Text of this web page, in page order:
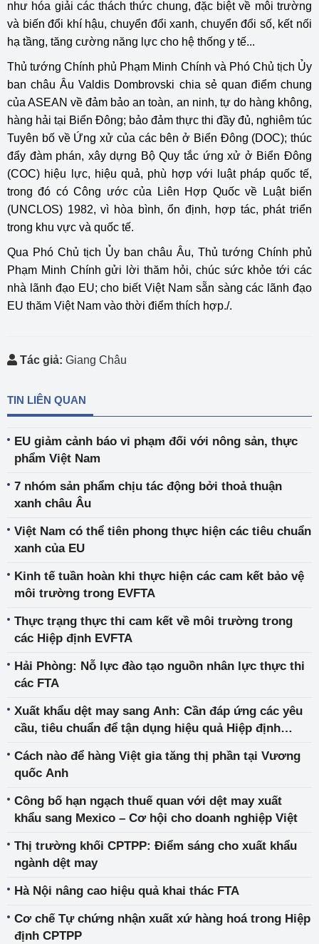
như hóa giải các thách thức chung, đặc biệt về môi trường
và biến đổi khí hậu, chuyển đổi xanh, chuyển đổi số, kết nối
hạ tầng, tăng cường năng lực cho hệ thống y tế...
Thủ tướng Chính phủ Phạm Minh Chính và Phó Chủ tịch Ủy
ban châu Âu Valdis Dombrovski chia sẻ quan điểm chung
của ASEAN về đảm bảo an toàn, an ninh, tự do hàng không,
hàng hải tại Biển Đông; bảo đảm thực thi đầy đủ, nghiêm túc
Tuyên bố về Ứng xử của các bên ở Biển Đông (DOC); thúc
đẩy đàm phán, xây dựng Bộ Quy tắc ứng xử ở Biển Đông
(COC) hiệu lực, hiệu quả, phù hợp với luật pháp quốc tế,
trong đó có Công ước của Liên Hợp Quốc về Luật biển
(UNCLOS) 1982, vì hòa bình, ổn định, hợp tác, phát triển
trong khu vực và quốc tế.
Qua Phó Chủ tịch Ủy ban châu Âu, Thủ tướng Chính phủ
Phạm Minh Chính gửi lời thăm hỏi, chúc sức khỏe tới các
nhà lãnh đạo EU; cho biết Việt Nam sẵn sàng các lãnh đạo
EU thăm Việt Nam vào thời điểm thích hợp./.
Tác giả: Giang Châu
TIN LIÊN QUAN
EU giảm cảnh báo vi phạm đối với nông sản, thực
phẩm Việt Nam
7 nhóm sản phẩm chịu tác động bởi thoả thuận
xanh châu Âu
Việt Nam có thể tiên phong thực hiện các tiêu chuẩn
xanh của EU
Kinh tế tuần hoàn khi thực hiện các cam kết bảo vệ
môi trường trong EVFTA
Thực trạng thực thi cam kết về môi trường trong
các Hiệp định EVFTA
Hải Phòng: Nỗ lực đào tạo nguồn nhân lực thực thi
các FTA
Xuất khẩu dệt may sang Anh: Cần đáp ứng các yêu
cầu, tiêu chuẩn để tận dụng hiệu quả Hiệp định
Cách nào để hàng Việt gia tăng thị phần tại Vương
quốc Anh
Công bố hạn ngạch thuế quan với dệt may xuất
khẩu sang Mexico – Cơ hội cho doanh nghiệp Việt
Thị trường khối CPTPP: Điểm sáng cho xuất khẩu
ngành dệt may
Hà Nội nâng cao hiệu quả khai thác FTA
Cơ chế Tự chứng nhận xuất xứ hàng hoá trong Hiệp
định CPTPP